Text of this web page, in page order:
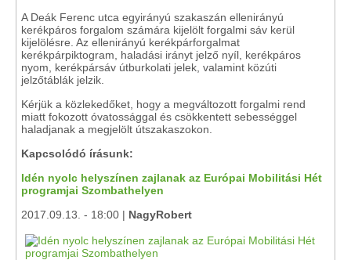
A Deák Ferenc utca egyirányú szakaszán ellenirányú
kerékpáros forgalom számára kijelölt forgalmi sáv kerül
kijelölésre. Az ellenirányú kerékpárforgalmat
kerékpárpiktogram, haladási irányt jelző nyíl, kerékpáros
nyom, kerékpársáv útburkolati jelek, valamint közúti
jelzőtáblák jelzik.
Kérjük a közlekedőket, hogy a megváltozott forgalmi rend
miatt fokozott óvatossággal és csökkentett sebességgel
haladjanak a megjelölt útszakaszokon.
Kapcsolódó írásunk:
Idén nyolc helyszínen zajlanak az Európai Mobilitási Hét
programjai Szombathelyen
2017.09.13. - 18:00 | NagyRobert